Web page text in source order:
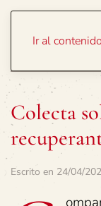
Ir al
Colecta
Escrito en 24/04/